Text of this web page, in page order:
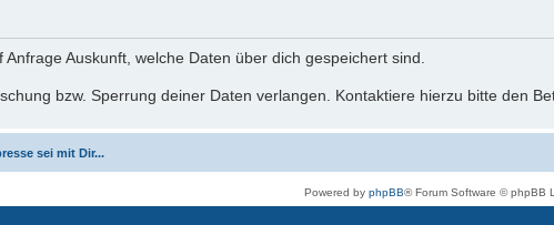
Auskunft, welche Daten über dich gespeichert sind.
bzw. Sperrung deiner Daten verlangen. Kontaktiere hierzu bitte den
sei mit Dir...
Powered by phpBB® Forum Software © phpBB